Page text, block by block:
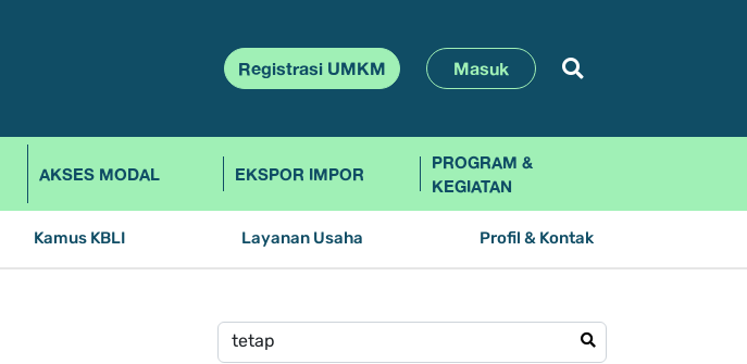
Registrasi UMKM Masuk
AKSES MODAL EKSPOR IMPOR
PROGRAM &
KEGIATAN
Kamus KBLI Layanan Usaha Profil & Kontak